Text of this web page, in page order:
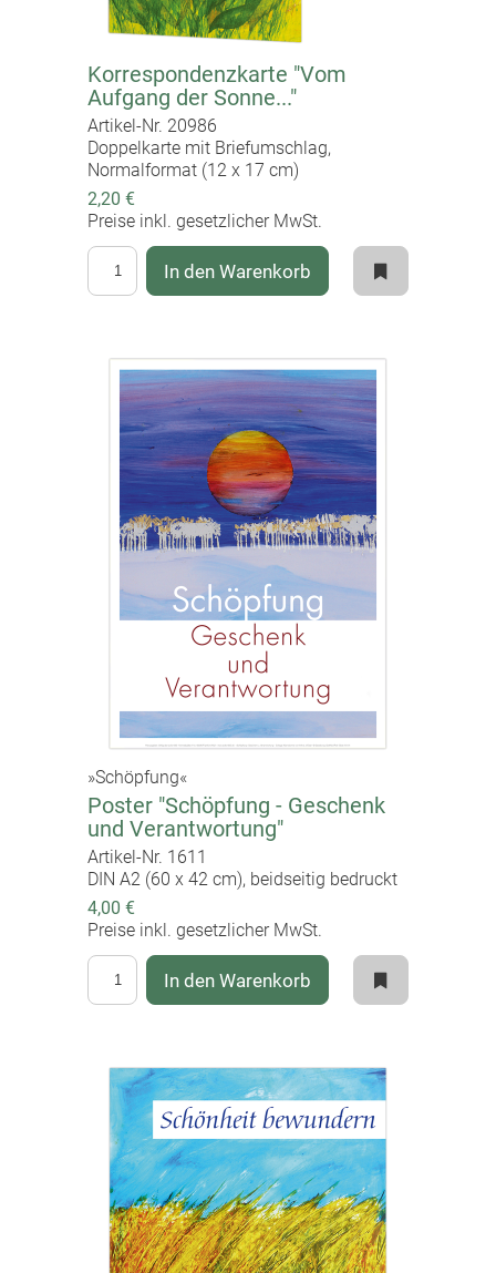
Korrespondenzkarte "Vom
Aufgang der Sonne..."
Artikel-Nr. 20986
Doppelkarte mit Briefumschlag,
Normalformat (12 x 17 cm)
2,20 €
Preise inkl. gesetzlicher MwSt.
In den Warenkorb
»Schöpfung«
Poster "Schöpfung - Geschenk
und Verantwortung"
Artikel-Nr. 1611
DIN A2 (60 x 42 cm), beidseitig bedruckt
4,00 €
Preise inkl. gesetzlicher MwSt.
In den Warenkorb